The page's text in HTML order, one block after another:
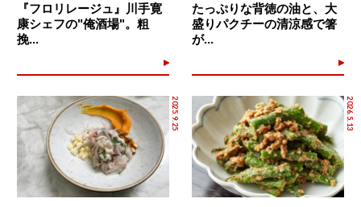
『フロリレージュ』川手寛
康シェフの"俺酒場"。粗
挽...
たっぷりな背徳の油と、大
盛りパクチーの清涼感で箸
が...
2025.9.25 2026.5.13